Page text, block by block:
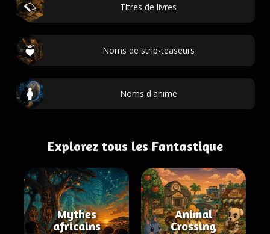
Titres de livres
Noms de strip-teaseurs
Noms d'anime
Explorez tous les Fantastique
Mythes
africains
Animal
Crossing